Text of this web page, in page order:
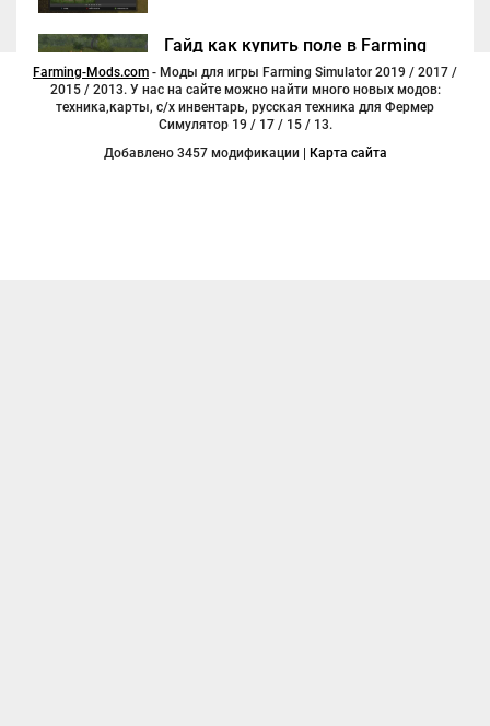
Гайд как купить поле в Farming
Simulator 2017
Farming-Mods.com
2015 / 2013. У нас на сайте можно найти много новых модов:
техника,карты, с/х инвентарь, русская техника для Фермер
Симулятор 19 / 17 / 15 / 13.
Добавлено 3457 модификации |
Карта сайта